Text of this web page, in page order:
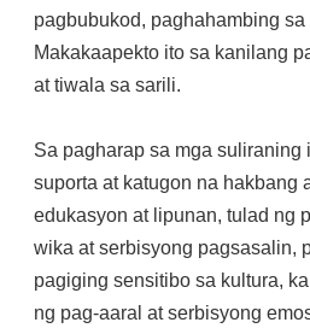
pagbubukod, paghahambing
Makakaapekto ito sa kanilang
at tiwala sa sarili.
Sa pagharap sa mga suliraning
suporta at katugon na hakbang
edukasyon at lipunan, tulad ng
wika at serbisyong pagsasalin,
pagiging sensitibo sa kultura,
ng pag-aaral at serbisyong